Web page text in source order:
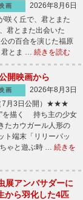
画
2026年8月6日
咲く丘で、君とまた
君とまた出会いた
の百合を演じた福原
とま … 続きを読む
開映画から
画
2026年8月3日
7月3日公開）★★★
”を描く 持ち主の少女
たカウガール人形の
ト端末「リリーパッ
ゃと遊ぶ時 … 続きを
展アンバサダーに
から羽化した4匹